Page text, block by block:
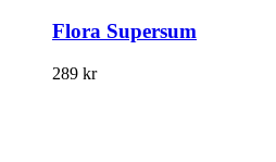
Flora Supersum
289 kr